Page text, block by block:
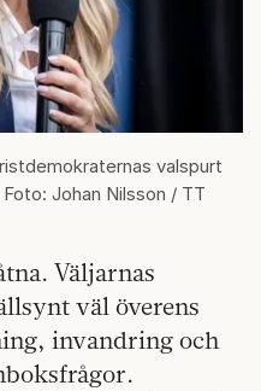
valspurt
Johan Nilsson / TT
Väljarnas
väl överens
invandring och